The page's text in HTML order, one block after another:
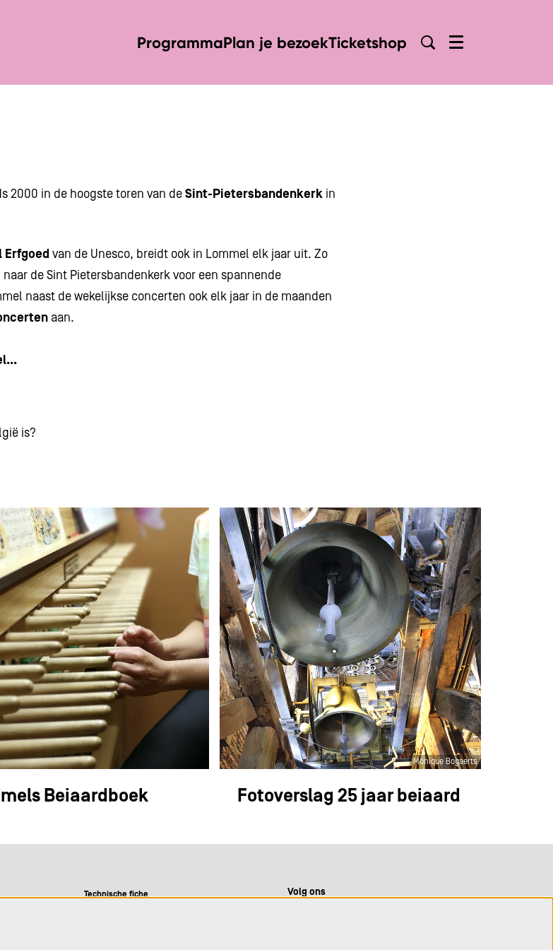
ProgrammaPlan je bezoekTicketshop Menu
2000 in de hoogste toren van deSint-Pietersbandenkerk in
Erfgoed van de Unesco, breidt ook in Lommel elk jaar uit. Zo
de Sint Pietersbandenkerk voor een spannende
naast de wekelijkse concerten ook elk jaar in de maanden
aan.
is?
Beiaardboek
Monique Bogaerts
Fotoverslag 25 jaar beiaard
Technische fiche Volg ons